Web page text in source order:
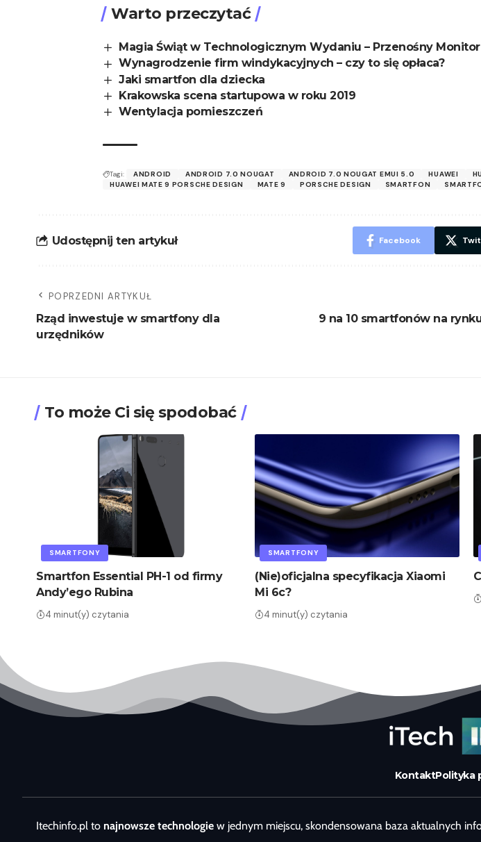
Warto przeczytać
Magia Świąt w Technologicznym Wydaniu – Przenośny
Wynagrodzenie firm windykacyjnych – czy to się opłaca?
Jaki smartfon dla dziecka
Krakowska scena startupowa w roku 2019
Wentylacja pomieszczeń
Tagi: ANDROID ANDROID 7.0 NOUGAT ANDROID 7.0 NOUGAT EMUI 5.0 HUAWEI
HUAWEI MATE 9 PORSCHE DESIGN
MATE 9 PORSCHE DESIGN SMARTFON
Udostępnij ten artykuł Facebook
POPRZEDNI ARTYKUŁ
Rząd inwestuje w smartfony dla
urzędników
9 na 10 smartfonów na
To może Ci się spodobać
SMARTFONY
Smartfon Essential PH-1 od firmy
Andy’ego Rubina
4 minut(y) czytania
SMARTFONY
(Nie)oficjalna specyfikacja Xiaomi
Mi 6c?
4 minut(y) czytania
KontaktPolityka
Itechinfo.pl to najnowsze technologie w jednym miejscu, skondensowana baza aktualnych